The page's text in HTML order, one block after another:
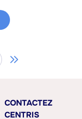
CONTACTEZ
CENTRIS